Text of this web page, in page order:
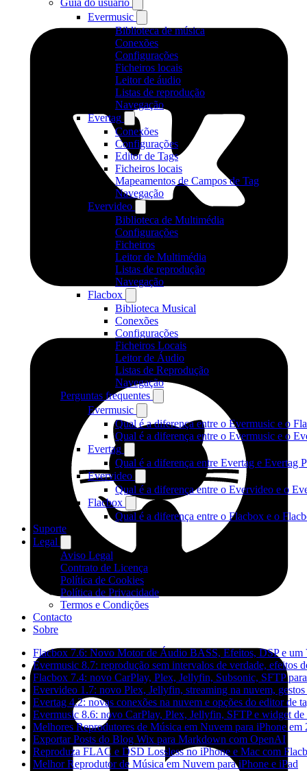
Guia do usuário
Evermusic
Biblioteca de música
Conexões
Configurações
Ficheiros locais
Leitor de áudio
Listas de reprodução
Navegação
Evertag
Conexões
Configurações
Editor de Tags
Ficheiros locais
Mapeamentos de Campos de Tag
Navegação
Evervideo
Biblioteca de Multimédia
Configurações
Ficheiros
Leitor de Multimédia
Listas de reprodução
Navegação
Flacbox
Biblioteca Musical
Conexões
Configurações
Ficheiros Locais
Leitor de Áudio
Listas de Reprodução
Navegação
Perguntas frequentes
Evermusic
Qual é a diferença entre o Evermusic e o
Qual é a diferença entre o Evermusic e o
Evertag
Qual é a diferença entre Evertag e Evertag
Evervideo
Qual é a diferença entre o Evervideo e o
Flacbox
Qual é a diferença entre o Flacbox e o
Suporte
Legal
Aviso Legal
Contrato de Licença
Política de Cookies
Política de Privacidade
Termos e Condições
Contacto
Sobre
Flacbox 7.6: Novo Motor de Áudio BASS, Efeitos, DSP e
Evermusic 8.7: reprodução sem intervalos de verdade, efeitos
Flacbox 7.4: novo CarPlay, Plex, Jellyfin, Subsonic, SFTP
Evervideo 1.7: novo Plex, Jellyfin, streaming na nuvem,
Evertag 4.2: novas conexões na nuvem e opções do editor de
Evermusic 8.6: novo CarPlay, Plex, Jellyfin, SFTP e widget de
Melhores Reprodutores de Música em Nuvem para iPhone em
Exportar Posts do Blog Wix para Markdown com OpenAI
Reproduza FLAC e DSD Lossless no iPhone e Mac com
Melhor Reprodutor de Música em Nuvem para iPhone e iPad